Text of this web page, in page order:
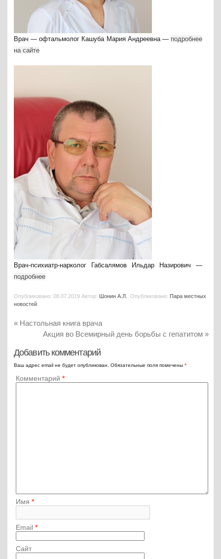
Врач — офтальмолог Кашуба Мария Андреевна — подробнее
на сайте
Врач-психиатр-нарколог Габсалямов Ильдар Назирович —
подробнее
Опубликовано: 08.07.2019 Автор: Шонин А.Л. . Опубликовано: Пара местных
новостей
« Настольная книга врача
Акция во Всемирный день борьбы с гепатитом »
Добавить комментарий
Ваш адрес email не будет опубликован. Обязательные поля помечены *
Комментарий *
Имя *
Email *
Сайт